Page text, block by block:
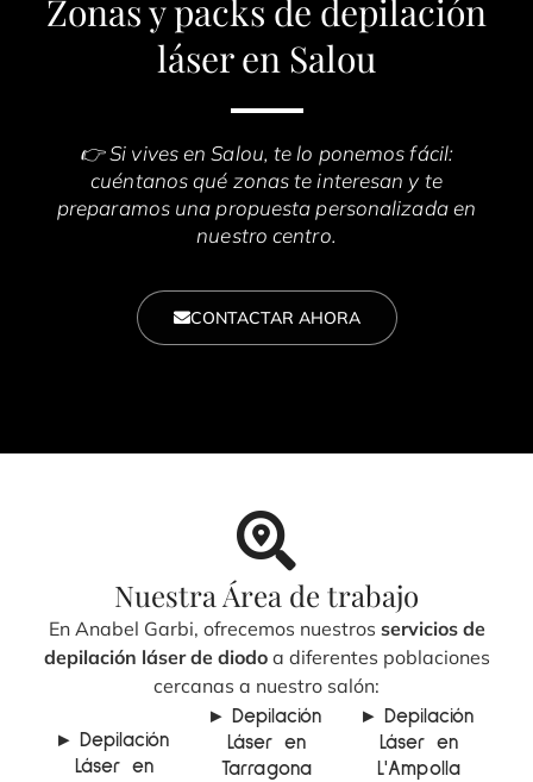
Zonas y packs de depilación
láser en Salou
👉 Si vives en Salou, te lo ponemos fácil:
cuéntanos qué zonas te interesan y te
preparamos una propuesta personalizada en
nuestro centro.
CONTACTAR AHORA
Nuestra Área de trabajo
En Anabel Garbi, ofrecemos nuestros servicios de
depilación láser de diodoa diferentes poblaciones
cercanas a nuestro salón:
▸ Depilación
Láser en
▸ Depilación
Láser en
Tarragona
▸ Depilación
Láser en
L'Ampolla